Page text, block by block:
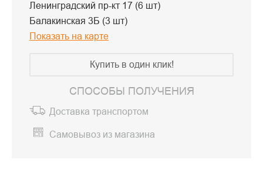
Ленинградский пр-кт 17 (6 шт)
Балакинская 3Б (3 шт)
Показать на карте
Купить в один клик!
СПОСОБЫ ПОЛУЧЕНИЯ
Доставка транспортом
Самовывоз из магазина